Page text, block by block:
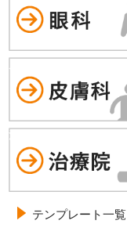
治療院
テンプレート一覧